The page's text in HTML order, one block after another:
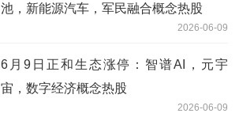
池，新能源汽车，军民融合概念热股
2026-06-09
6月9日正和生态涨停：智谱AI，元宇
宙，数字经济概念热股
2026-06-09